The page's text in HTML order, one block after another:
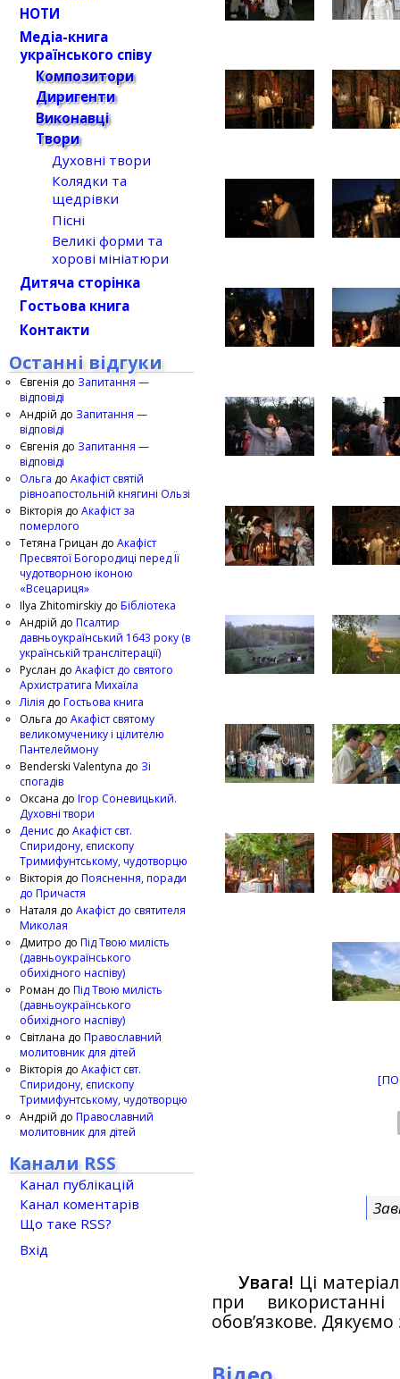
Увага! Ці
при
обов’язкове.
НОТИ
Медіа-книга
українського співу
Композитори
Диригенти
Виконавці
Твори
Духовні твори
Колядки та
щедрівки
Пісні
Великі форми та
хорові мініатюри
Дитяча сторінка
Гостьова книга
Контакти
Останні відгуки
Євгенія до Запитання —
відповіді
Андрій до Запитання —
відповіді
Євгенія до Запитання —
відповіді
Ольга до Акафіст святій
рівноапостольній княгині Ользі
Вікторія до Акафіст за
померлого
Тетяна Грицан до Акафіст
Пресвятої Богородиці перед Її
чудотворною іконою
«Всецариця»
Ilya Zhitomirskiy до Бібліотека
Андрій до Псалтир
давньоукраїнський 1643 року (в
українській транслітерації)
Руслан до Акафіст до святого
Архистратига Михаїла
Лілія до Гостьова книга
Ольга до Акафіст святому
великомученику і цілителю
Пантелеймону
Benderski Valentyna до Зі
спогадів
Оксана до Ігор Соневицький.
Духовні твори
Денис до Акафіст свт.
Спиридону, єпископу
Тримифунтському, чудотворцю
Вікторія до Пояснення, поради
до Причастя
Наталя до Акафіст до святителя
Миколая
Дмитро до Під Твою милість
(давньоукраїнського
обихідного наспіву)
Роман до Під Твою милість
(давньоукраїнського
обихідного наспіву)
Світлана до Православний
молитовник для дітей
Вікторія до Акафіст свт.
Спиридону, єпископу
Тримифунтському, чудотворцю
Андрій до Православний
молитовник для дітей
Канали RSS
Канал публікацій
Канал коментарів
Що таке RSS?
Вхід